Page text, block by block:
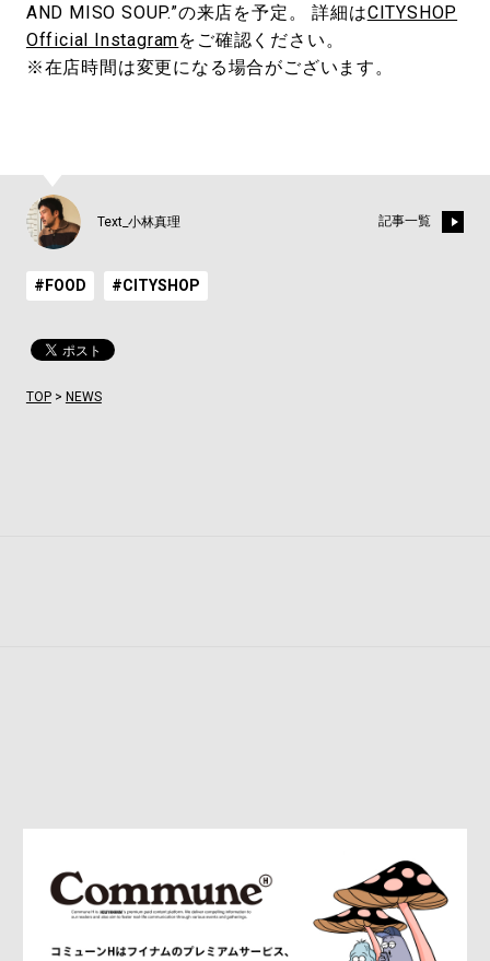
AND MISO SOUP.”の来店を予定。 詳細はCITYSHOP
Official Instagramをご確認ください。
※在店時間は変更になる場合がございます。
Text_小林真理 記事一覧
#FOOD #CITYSHOP
TOP> NEWS